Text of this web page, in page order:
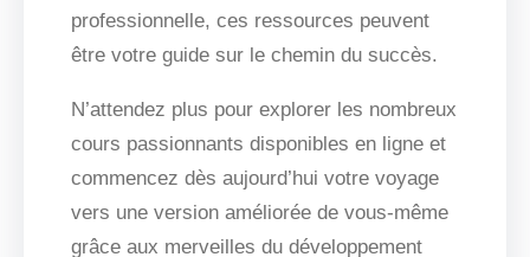
professionnelle, ces ressources peuvent
être votre guide sur le chemin du succès.
N’attendez plus pour explorer les nombreux
cours passionnants disponibles en ligne et
commencez dès aujourd’hui votre voyage
vers une version améliorée de vous-même
grâce aux merveilles du développement